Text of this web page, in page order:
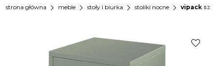
strona główna chevron_right meble chevron_right stoły i biurka chevron_right stoliki nocne chevron_right vipack
favorite